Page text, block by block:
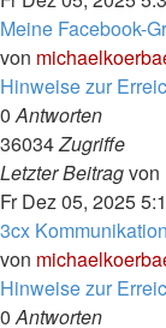
Meine Facebook-
von
Hinweise zur
0Antworten
36034Zugriffe
Letzter Beitragvon
Fr Dez 05, 2025
3cx
von
Hinweise zur
0Antworten